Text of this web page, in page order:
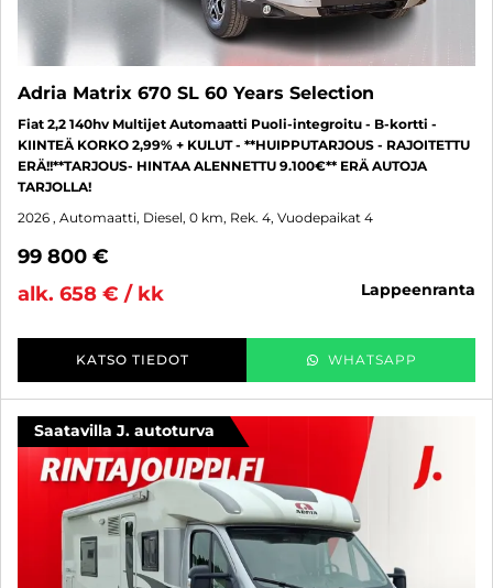
Adria Matrix 670 SL 60 Years Selection
Fiat 2,2 140hv Multijet Automaatti Puoli-integroitu - B-kortti -
KIINTEÄ KORKO 2,99% + KULUT - **HUIPPUTARJOUS - RAJOITETTU
ERÄ!!**TARJOUS- HINTAA ALENNETTU 9.100€** ERÄ AUTOJA
TARJOLLA!
2026 , Automaatti, Diesel, 0 km, Rek. 4, Vuodepaikat 4
99 800 €
alk. 658 € / kk
lappeenranta
KATSO TIEDOT WHATSAPP
Saatavilla J. autoturva